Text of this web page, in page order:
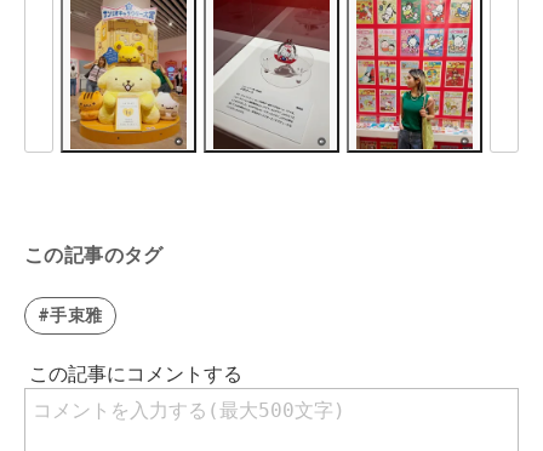
この記事のタグ
#手束雅